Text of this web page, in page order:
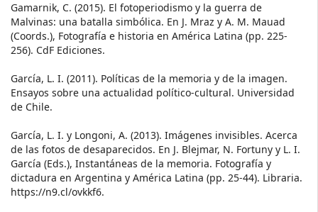
Gamarnik, C. (2015). El fotoperiodismo y la guerra de
Malvinas: una batalla simbólica. En J. Mraz y A. M. Mauad
(Coords.), Fotografía e historia en América Latina (pp. 225-
256). CdF Ediciones.
García, L. I. (2011). Políticas de la memoria y de la imagen.
Ensayos sobre una actualidad político-cultural. Universidad
de Chile.
García, L. I. y Longoni, A. (2013). Imágenes invisibles. Acerca
de las fotos de desaparecidos. En J. Blejmar, N. Fortuny y L. I.
García (Eds.), Instantáneas de la memoria. Fotografía y
dictadura en Argentina y América Latina (pp. 25-44). Libraria.
https://n9.cl/ovkkf6.